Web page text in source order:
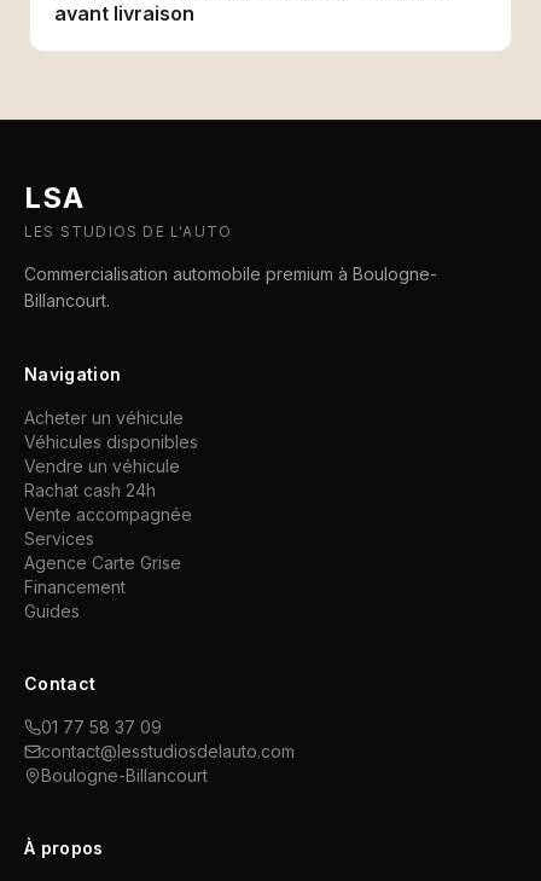
avant livraison
LSA
LES STUDIOS DE L'AUTO
Commercialisation automobile premium à Boulogne-
Billancourt.
Navigation
Acheter un véhicule
Véhicules disponibles
Vendre un véhicule
Rachat cash 24h
Vente accompagnée
Services
Agence Carte Grise
Financement
Guides
Contact
01 77 58 37 09
contact@lesstudiosdelauto.com
Boulogne-Billancourt
À propos